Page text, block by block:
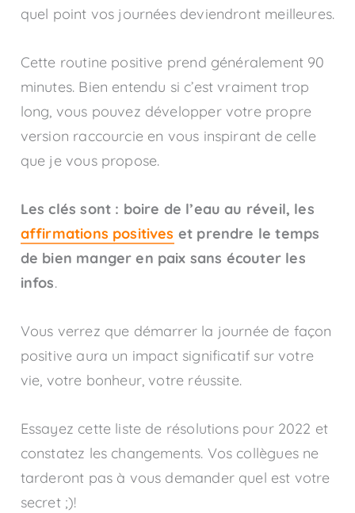
quel point vos journées deviendront meilleures.
Cette routine positive prend généralement 90
minutes. Bien entendu si c’est vraiment trop
long, vous pouvez développer votre propre
version raccourcie en vous inspirant de celle
que je vous propose.
Les clés sont : boire de l’eau au réveil, les
affirmations positives et prendre le temps
de bien manger en paix sans écouter les
infos.
Vous verrez que démarrer la journée de façon
positive aura un impact significatif sur votre
vie, votre bonheur, votre réussite.
Essayez cette liste de résolutions pour 2022 et
constatez les changements. Vos collègues ne
tarderont pas à vous demander quel est votre
secret ;)!